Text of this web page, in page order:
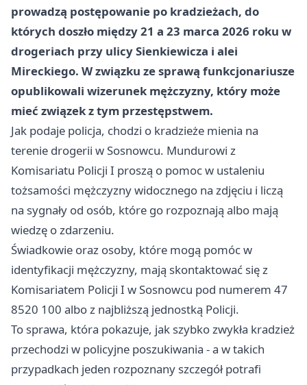
prowadzą postępowanie po kradzieżach, do
których doszło między 21 a 23 marca 2026 roku w
drogeriach przy ulicy Sienkiewicza i alei
Mireckiego. W związku ze sprawą funkcjonariusze
opublikowali wizerunek mężczyzny, który może
mieć związek z tym przestępstwem.
Jak podaje policja, chodzi o kradzieże mienia na
terenie drogerii w Sosnowcu. Mundurowi z
Komisariatu Policji I proszą o pomoc w ustaleniu
tożsamości mężczyzny widocznego na zdjęciu i liczą
na sygnały od osób, które go rozpoznają albo mają
wiedzę o zdarzeniu.
Świadkowie oraz osoby, które mogą pomóc w
identyfikacji mężczyzny, mają skontaktować się z
Komisariatem Policji I w Sosnowcu pod numerem 47
8520 100 albo z najbliższą jednostką Policji.
To sprawa, która pokazuje, jak szybko zwykła kradzież
przechodzi w policyjne poszukiwania - a w takich
przypadkach jeden rozpoznany szczegół potrafi